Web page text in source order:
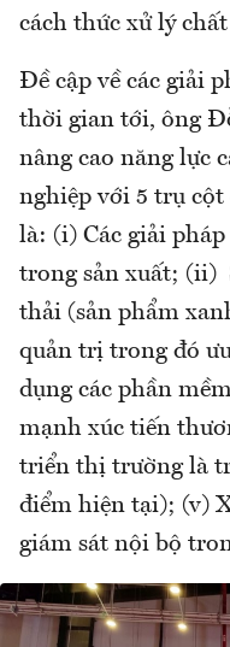
cách thức xử lý
Đề cập về các giải
thời gian tới, ông
nâng cao năng lực
nghiệp với 5 trụ
là: (i) Các giải
trong sản xuất; (ii)
thải (sản phẩm
quản trị trong đó
dụng các phần
mạnh xúc tiến
triển thị trường là
điểm hiện tại); (v)
giám sát nội bộ